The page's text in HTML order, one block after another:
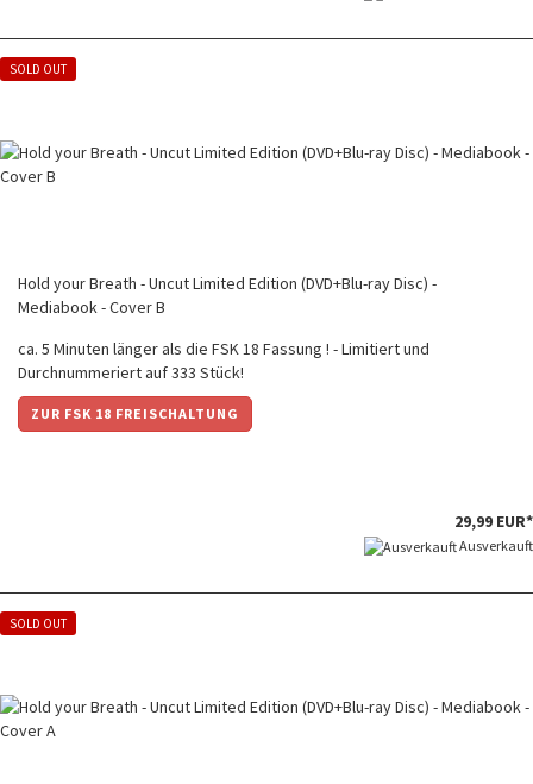
SOLD OUT
Hold your Breath - Uncut Limited Edition (DVD+Blu-ray Disc) -
Mediabook - Cover B
ca. 5 Minuten länger als die FSK 18 Fassung ! - Limitiert und
Durchnummeriert auf 333 Stück!
ZUR FSK 18 FREISCHALTUNG
29,99 EUR*
Ausverkauft
SOLD OUT